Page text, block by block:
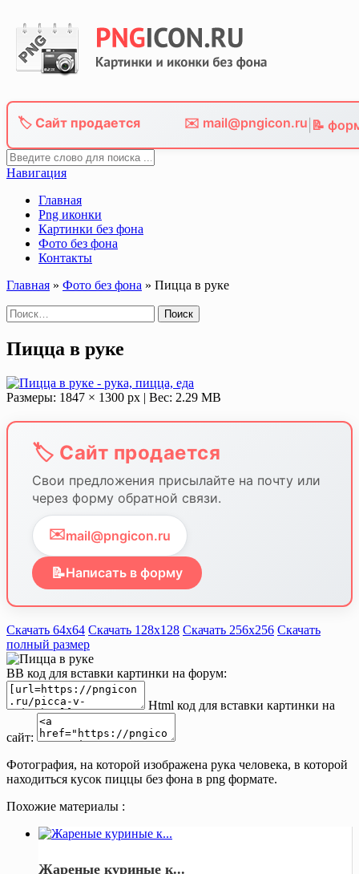
Skip
content
🏷️ Сайт продается ✉️ mail@pngicon.ru 📝
Навигация
Главная
Png иконки
Картинки без фона
Фото без фона
Контакты
Главная » Фото без фона » Пицца в руке
Найти:
Пицца в руке
Размеры: 1847 × 1300 px | Вес: 2.29 MB
🏷️ Сайт продается
Свои предложения присылайте на почту или
через форму обратной связи.
✉️mail@pngicon.ru
📝Написать в форму
Скачать 64х64 Скачать 128х128 Скачать 256х256 Скачать
полный размер
BB код для вставки картинки на форум:
Html код для вставки картинки на
сайт:
Фотография, на которой изображена рука человека, в которой
находиться кусок пиццы без фона в png формате.
Похожие материалы :
Жареные куриные к...